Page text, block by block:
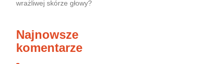
wrażliwej skórze głowy?
Najnowsze
komentarze